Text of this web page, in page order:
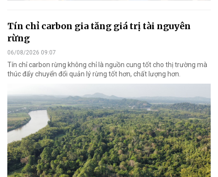
Tín chỉ carbon gia tăng giá trị tài nguyên
rừng
06/08/2026 09:07
Tín chỉ carbon rừng không chỉ là nguồn cung tốt cho thị trường mà
thúc đẩy chuyển đổi quản lý rừng tốt hơn, chất lượng hơn.